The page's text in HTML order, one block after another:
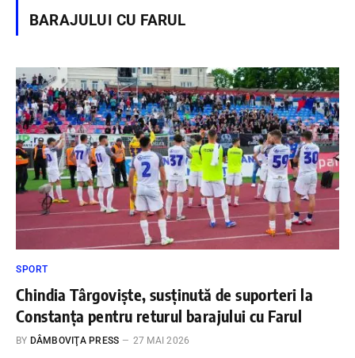
BARAJULUI CU FARUL
SPORT
Chindia Târgoviște, susținută de suporteri la
Constanța pentru returul barajului cu Farul
BY DÂMBOVIŢA PRESS 27 MAI 2026